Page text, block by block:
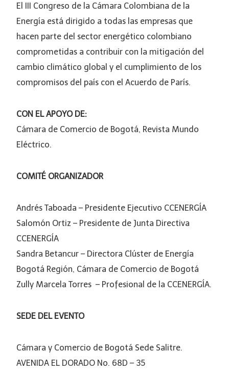
El III Congreso de la Cámara Colombiana de la
Energía está dirigido a todas las empresas que
hacen parte del sector energético colombiano
comprometidas a contribuir con la mitigación del
cambio climático global y el cumplimiento de los
compromisos del país con el Acuerdo de París.
CON EL APOYO DE:
Cámara de Comercio de Bogotá, Revista Mundo
Eléctrico.
COMITÉ ORGANIZADOR
Andrés Taboada – Presidente Ejecutivo CCENERGÍA
Salomón Ortiz – Presidente de Junta Directiva
CCENERGÍA
Sandra Betancur – Directora Clúster de Energía
Bogotá Región, Cámara de Comercio de Bogotá
Zully Marcela Torres – Profesional de la CCENERGÍA.
SEDE DEL EVENTO
Cámara y Comercio de Bogotá Sede Salitre.
AVENIDA EL DORADO No. 68D – 35